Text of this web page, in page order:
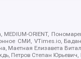
ORIENT,
СМИ, VTimes.io,
Елизавета
Петров Степан